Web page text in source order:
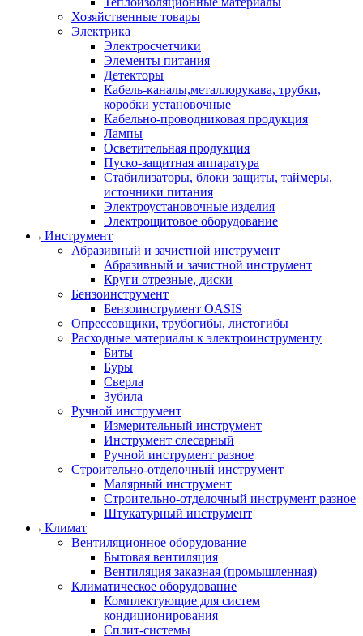
Хозяйственные товары
Электрика
Электросчетчики
Элементы питания
Детекторы
Кабель-каналы,металлорукава, трубки,
коробки установочные
Кабельно-проводниковая продукция
Лампы
Осветительная продукция
Пуско-защитная аппаратура
Стабилизаторы, блоки защиты, таймеры,
источники питания
Электроустановочные изделия
Электрощитовое оборудование
Инструмент
Абразивный и зачистной инструмент
Абразивный и зачистной инструмент
Круги отрезные, диски
Бензоинструмент
Бензоинструмент OASIS
Опрессовщики, трубогибы, листогибы
Расходные материалы к электроинструменту
Биты
Буры
Сверла
Зубила
Ручной инструмент
Измерительный инструмент
Инструмент слесарный
Ручной инструмент разное
Строительно-отделочный инструмент
Малярный инструмент
Строительно-отделочный инструмент разное
Штукатурный инструмент
Климат
Вентиляционное оборудование
Бытовая вентиляция
Вентиляция заказная (промышленная)
Климатическое оборудование
Комплектующие для систем
кондиционирования
Сплит-системы